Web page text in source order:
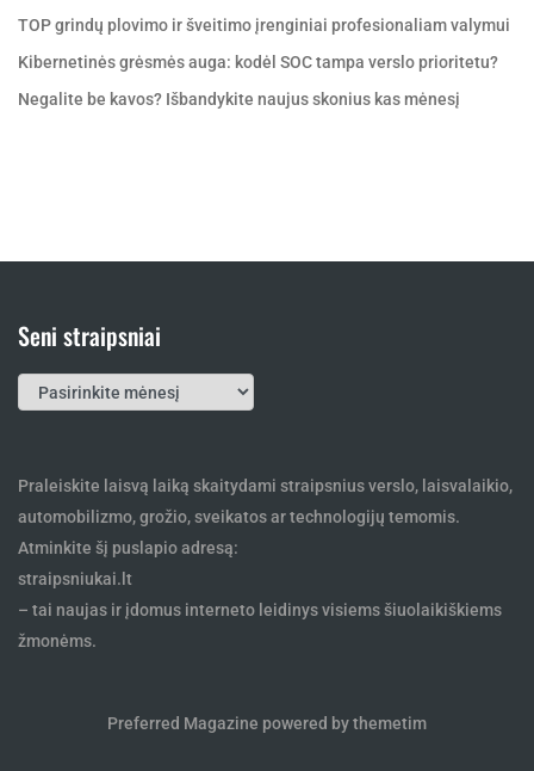
TOP grindų plovimo ir šveitimo įrenginiai profesionaliam valymui
Kibernetinės grėsmės auga: kodėl SOC tampa verslo prioritetu?
Negalite be kavos? Išbandykite naujus skonius kas mėnesį
Seni straipsniai
Seni
straipsniai
Praleiskite laisvą laiką skaitydami straipsnius verslo, laisvalaikio,
automobilizmo, grožio, sveikatos ar technologijų temomis.
Atminkite šį puslapio adresą:
straipsniukai.lt
– tai naujas ir įdomus interneto leidinys visiems šiuolaikiškiems
žmonėms.
Preferred Magazine powered by themetim